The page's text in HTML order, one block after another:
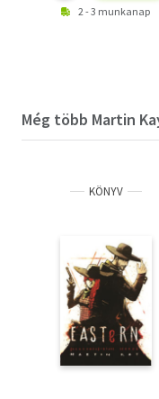
2 - 3 munkanap
Még több Martin
KÖNYV